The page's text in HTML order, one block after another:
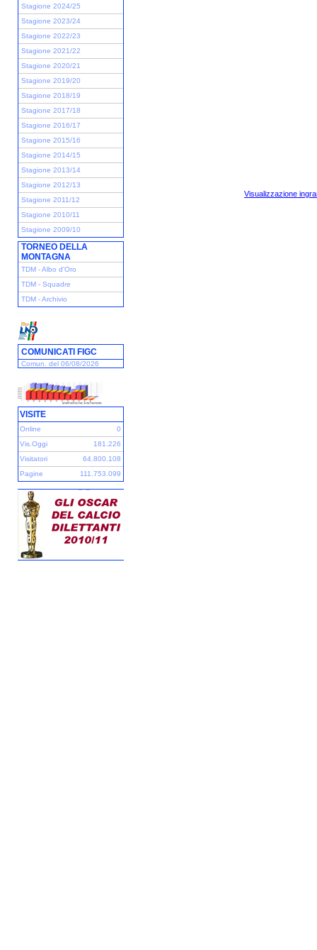
Stagione 2024/25
Stagione 2023/24
Stagione 2022/23
Stagione 2021/22
Stagione 2020/21
Stagione 2019/20
Stagione 2018/19
Stagione 2017/18
Stagione 2016/17
Stagione 2015/16
Stagione 2014/15
Stagione 2013/14
Stagione 2012/13
Stagione 2011/12
Stagione 2010/11
Stagione 2009/10
TORNEO DELLA
MONTAGNA
TDM - Albo d'Oro
TDM - Squadre
TDM - Archivio
COMUNICATI FIGC
Comun. del 06/08/2026
VISITE
Online
0
Vis.Oggi
181.226
Visitatori
64.800.108
Pagine
111.753.099
Visualizzazione